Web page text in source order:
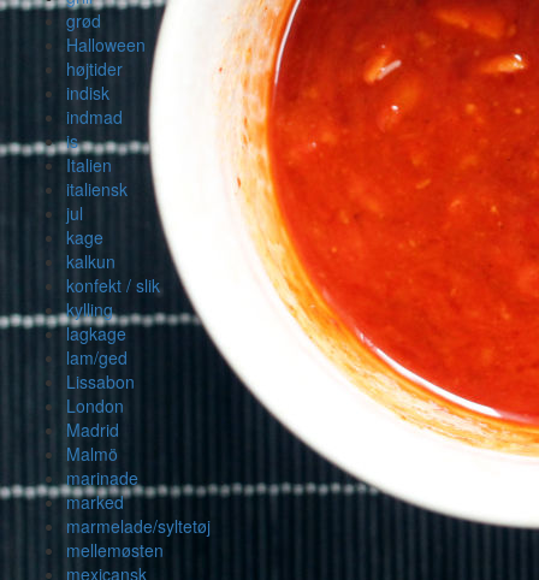
grød
Halloween
højtider
indisk
indmad
is
Italien
italiensk
jul
kage
kalkun
konfekt / slik
kylling
lagkage
lam/ged
Lissabon
London
Madrid
Malmö
marinade
marked
marmelade/syltetøj
mellemøsten
mexicansk